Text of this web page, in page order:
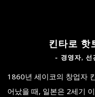
킨타로
- 경영자, 선
1860년 세이코의 창업자
어났을 때, 일본은 2세기